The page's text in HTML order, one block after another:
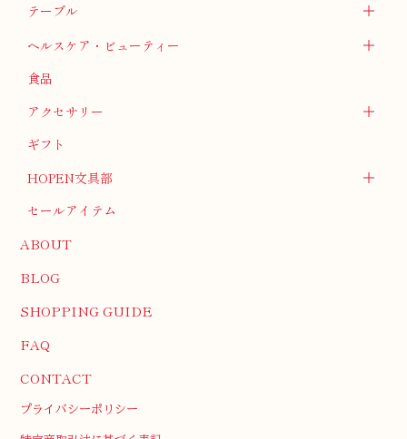
テーブル
ヘルスケア・ビューティー
食品
アクセサリー
ギフト
HOPEN文具部
セールアイテム
ABOUT
BLOG
SHOPPING GUIDE
FAQ
CONTACT
プライバシーポリシー